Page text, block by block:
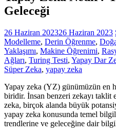
Geleceği
26 Haziran 202326 Haziran 2023
Modelleme, Derin Öğrenme,
Yaklaşımı, Makine Öğrenimi,
Ağları, Turing Testi, Yapay Dar
Süper Zeka, yapay zeka
Yapay zeka (YZ) günümüzün en
biridir. İnsan benzeri zekayı taklit
zeka, birçok alanda büyük
yapay zeka konusunda temel
trendlerine ve geleceğine dair